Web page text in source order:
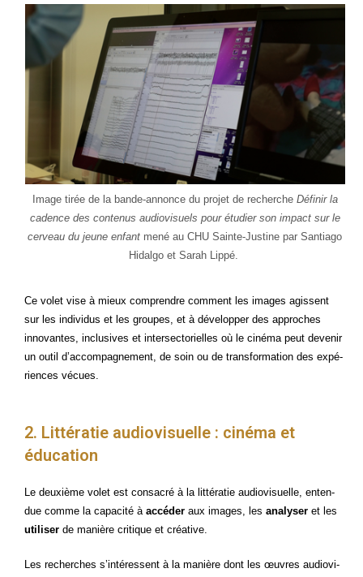
Image tirée de la bande-annonce du pro­jet de recherche Défi­nir la
cadence des conte­nus audio­vi­suels pour étu­dier son impact sur le
cer­veau du jeune enfant mené au CHU Sainte-Jus­tine par San­tia­go
Hidal­go et Sarah Lippé.
Ce volet vise à mieux com­prendre com­ment les images agissent
sur les indi­vi­dus et les groupes, et à déve­lop­per des approches
inno­vantes, inclu­sives et inter­sec­to­rielles où le ciné­ma peut deve­nir
un outil d’accompagnement, de soin ou de trans­for­ma­tion des expé­
riences vécues.
2. Littératie audiovisuelle : cinéma et
éducation
Le deuxième volet est consa­cré à la lit­té­ra­tie audio­vi­suelle, enten­
due comme la capa­ci­té àaccé­der aux images, lesana­ly­ser et les
uti­li­ser de manière cri­tique et créative.
Les recherches s’intéressent à la manière dont les œuvres audio­vi­